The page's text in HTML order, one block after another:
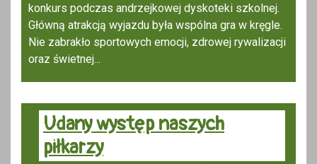
konkurs podczas andrzejkowej dyskoteki szkolnej.
Główną atrakcją wyjazdu była wspólna gra w kręgle.
Nie zabrakło sportowych emocji, zdrowej rywalizacji
oraz świetnej...
Udany występ naszych
piłkarzy